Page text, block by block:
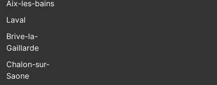
Aix-les-bains
Laval
Brive-la-
Gaillarde
Chalon-sur-
Saone